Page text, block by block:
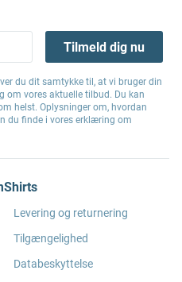
Tilmeld dig nu
du dit samtykke til, at vi bruger din
om vores aktuelle tilbud. Du kan
helst. Oplysninger om, hvordan
du finde i vores erklæring om
Levering og returnering
Tilgængelighed
Databeskyttelse